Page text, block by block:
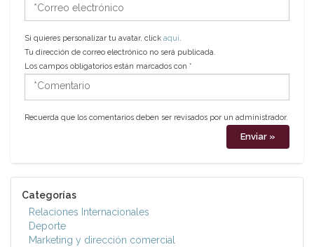
electrónico
Si quieres personalizar tu avatar, click aquí.
Tu dirección de correo electrónico no será publicada.
Los campos obligatorios están marcados con *
*Comentario
Recuerda que los comentarios deben ser revisados por un administrador.
Categorías
Relaciones Internacionales
Deporte
Marketing y dirección comercial